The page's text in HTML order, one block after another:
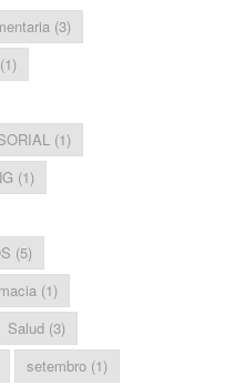
(3)
(1)
(1)
(1)
(5)
(1)
Salud (3)
setembro (1)